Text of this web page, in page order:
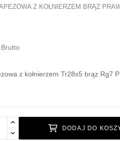
Z KOŁNIERZEM BRĄZ
Brutto
z kołnierzem Tr28x5 brąz Rg7
DODAJ DO